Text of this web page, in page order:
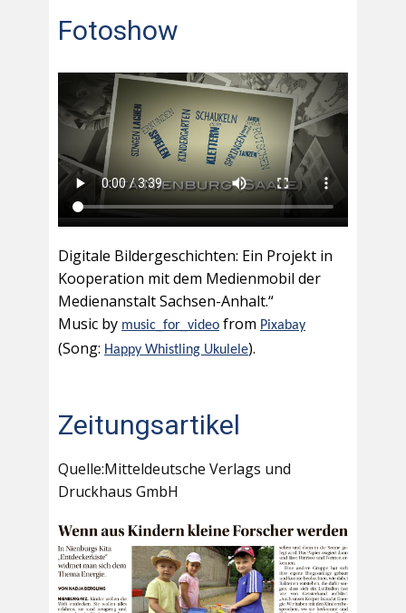
Fotoshow
Digitale Bildergeschichten: Ein Projekt in
Kooperation mit dem Medienmobil der
Medienanstalt Sachsen-Anhalt.“
Music by music_for_video from Pixabay
(Song: Happy Whistling Ukulele).
Zeitungsartikel
Quelle:Mitteldeutsche Verlags und
Druckhaus GmbH